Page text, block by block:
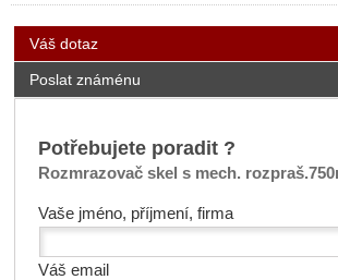
Váš dotaz
Poslat známénu
Potřebujete poradit ?
Rozmrazovač skel s mech.
Vaše jméno, příjmení, firma
Váš email